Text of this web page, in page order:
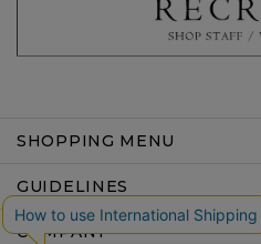
SHOPPING MENU
GUIDELINES
COMPANY